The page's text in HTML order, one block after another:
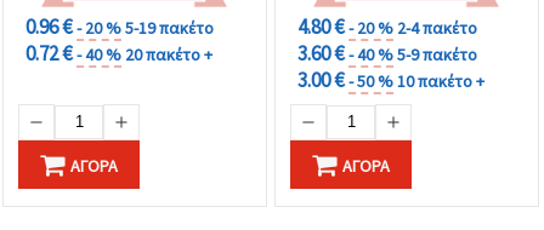
0.96 €- 20 %5-19 πακέτο
0.72 €- 40 % 20 πακέτο +
ΑΓΟΡΆ
4.80 €- 20 % 2-4 πακέτο
3.60 €- 40 %5-9 πακέτο
3.00 €- 50 %10 πακέτο +
ΑΓΟΡΆ